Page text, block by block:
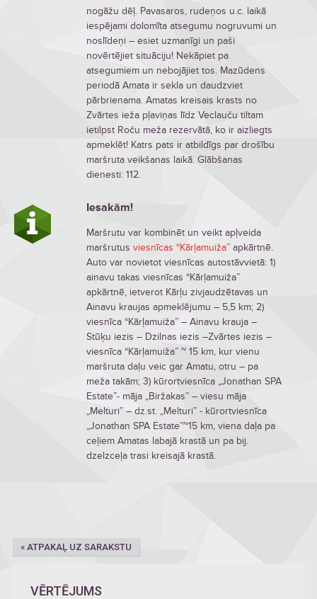
nogāžu dēļ. Pavasaros, rudeņos u.c. laikā
iespējami dolomīta atsegumu nogruvumi un
noslīdeņi – esiet uzmanīgi un paši
novērtējiet situāciju! Nekāpiet pa
atsegumiem un nebojājiet tos. Mazūdens
periodā Amata ir sekla un daudzviet
pārbrienama. Amatas kreisais krasts no
Zvārtes ieža pļaviņas līdz Veclauču tiltam
ietilpst Roču meža rezervātā, ko ir aizliegts
apmeklēt! Katrs pats ir atbildīgs par drošību
maršruta veikšanas laikā. Glābšanas
dienesti: 112.
Iesakām!
Maršrutu var kombinēt un veikt apļveida
maršrutus viesnīcas “Kārļamuiža”apkārtnē.
Auto var novietot viesnīcas autostāvvietā: 1)
ainavu takas viesnīcas “Kārļamuiža”
apkārtnē, ietverot Kārļu zivjaudzētavas un
Ainavu kraujas apmeklējumu – 5,5 km; 2)
viesnīca “Kārļamuiža” – Ainavu krauja –
Stūķu iezis – Dzilnas iezis –Zvārtes iezis –
viesnīca “Kārļamuiža” ~ 15 km, kur vienu
maršruta daļu veic gar Amatu, otru – pa
meža takām; 3) kūrortviesnīca „Jonathan SPA
Estate”- māja „Biržakas” – viesu māja
„Melturi” – dz.st. „Melturi” - kūrortviesnīca
„Jonathan SPA Estate”~15 km, viena daļa pa
ceļiem Amatas labajā krastā un pa bij.
dzelzceļa trasi kreisajā krastā.
« ATPAKAĻ UZ SARAKSTU
VĒRTĒJUMS